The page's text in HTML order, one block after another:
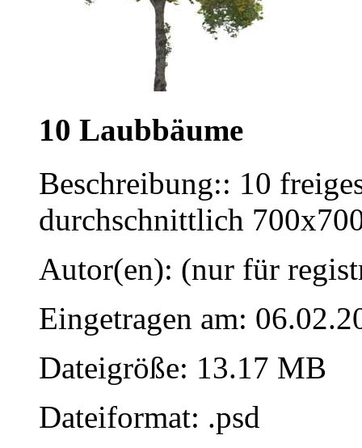
10 Laubbäume
Beschreibung:: 10
durchschnittlich
Autor(en): (nur für
Eingetragen am:
Dateigröße: 13.17 MB
Dateiformat: .psd